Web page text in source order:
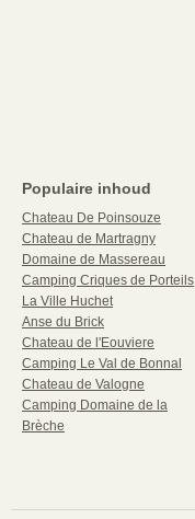
Populaire inhoud
Chateau De Poinsouze
Chateau de Martragny
Domaine de Massereau
Camping Criques de Porteils
La Ville Huchet
Anse du Brick
Chateau de l'Eouviere
Camping Le Val de Bonnal
Chateau de Valogne
Camping Domaine de la
Brèche